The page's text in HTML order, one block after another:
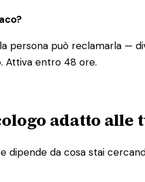
persona può reclamarla —
Attiva entro 48 ore.
adatto alle
dipende da cosa stai